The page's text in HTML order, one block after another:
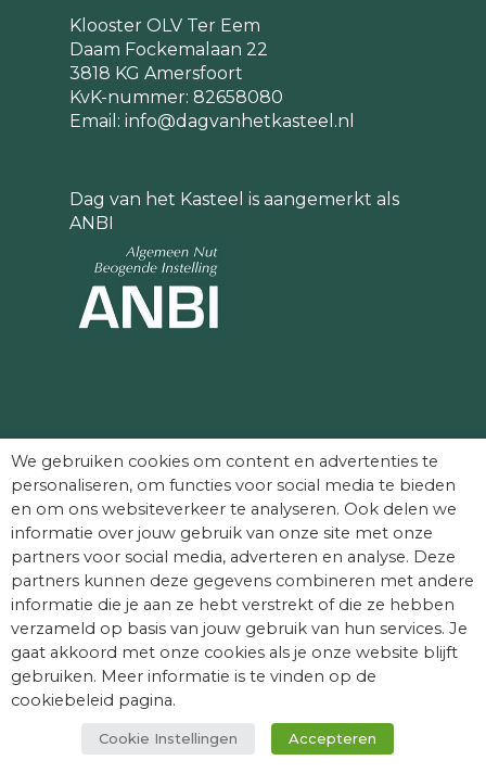
Klooster OLV Ter Eem
Daam Fockemalaan 22
3818 KG Amersfoort
KvK-nummer: 82658080
Email: info@dagvanhetkasteel.nl
Dag van het Kasteel is aangemerkt als
ANBI
mogelijk maken:
We gebruiken cookies om content en advertenties te
personaliseren, om functies voor social media te bieden
en om ons websiteverkeer te analyseren. Ook delen we
informatie over jouw gebruik van onze site met onze
partners voor social media, adverteren en analyse. Deze
partners kunnen deze gegevens combineren met andere
informatie die je aan ze hebt verstrekt of die ze hebben
verzameld op basis van jouw gebruik van hun services. Je
gaat akkoord met onze cookies als je onze website blijft
gebruiken. Meer informatie is te vinden op de
cookiebeleid pagina.
Cookie Instellingen Accepteren